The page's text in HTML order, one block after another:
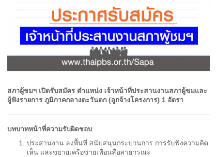
สภาผู้ชมฯ เปิดรับสมัคร ตำแหน่ง เจ้าหน้าที่ประสานงานสภาผู้ชมและ
ผู้ฟังรายการ ภูมิภาคกลางตะวันตก (ลูกจ้างโครงการ) 1 อัตรา
บทบาทหน้าที่ความรับผิดชอบ
ประสานงาน ลงพื้นที่ สนับสนุนกระบวนการ การรับฟังความคิด
เห็น และขยายเครือข่ายเพื่อนสื่อสาธารณะ